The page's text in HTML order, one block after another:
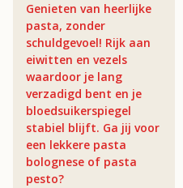
Genieten van heerlijke
pasta, zonder
schuldgevoel! Rijk aan
eiwitten en vezels
waardoor je lang
verzadigd bent en je
bloedsuikerspiegel
stabiel blijft. Ga jij voor
een lekkere pasta
bolognese of pasta
pesto?